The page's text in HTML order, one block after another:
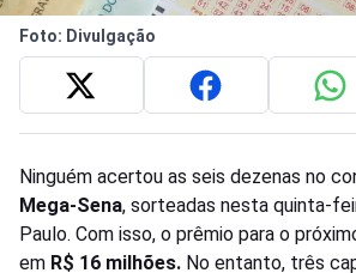
Foto: Divulgação
Ninguém acertou as seis dezenas no
Mega-Sena, sorteadas nesta quinta-
Paulo. Com isso, o prêmio para o
em R$ 16 milhões. No entanto, três